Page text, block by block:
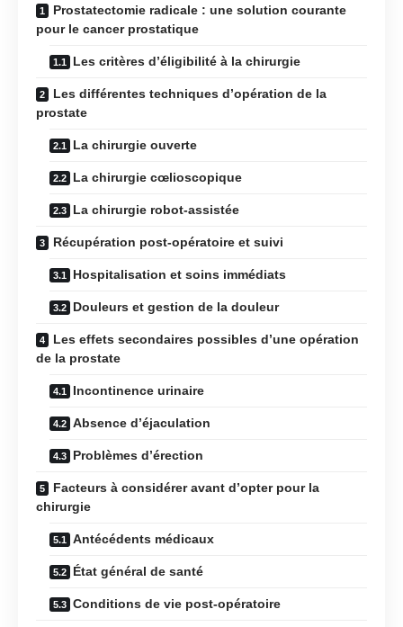
Prostatectomie radicale : une solution courante
pour le cancer prostatique
Les critères d’éligibilité à la chirurgie
Les différentes techniques d’opération de la
prostate
La chirurgie ouverte
La chirurgie cœlioscopique
La chirurgie robot-assistée
Récupération post-opératoire et suivi
Hospitalisation et soins immédiats
Douleurs et gestion de la douleur
Les effets secondaires possibles d’une opération
de la prostate
Incontinence urinaire
Absence d’éjaculation
Problèmes d’érection
Facteurs à considérer avant d’opter pour la
chirurgie
Antécédents médicaux
État général de santé
Conditions de vie post-opératoire